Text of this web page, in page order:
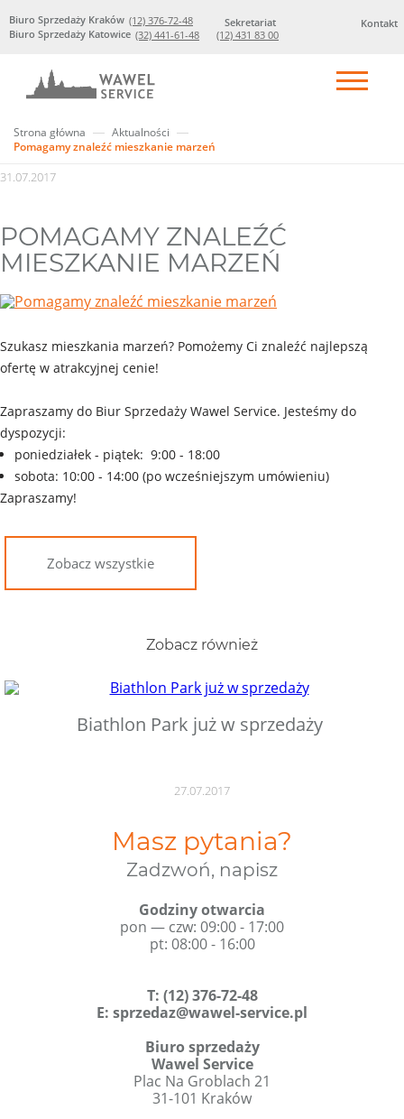
Kontakt
Biuro Sprzedaży Kraków (12) 376-72-48
Biuro Sprzedaży Katowice (32) 441-61-48
Sekretariat
(12) 431 83 00
Strona główna
Aktualności
Pomagamy znaleźć mieszkanie marzeń
31.07.2017
POMAGAMY ZNALEŹĆ
MIESZKANIE MARZEŃ
Szukasz mieszkania marzeń? Pomożemy Ci znaleźć najlepszą
ofertę w atrakcyjnej cenie!
Zapraszamy do Biur Sprzedaży Wawel Service. Jesteśmy do
dyspozycji:
poniedziałek - piątek: 9:00 - 18:00
sobota: 10:00 - 14:00 (po wcześniejszym umówieniu)
Zapraszamy!
Zobacz wszystkie
Zobacz również
Biathlon Park już w sprzedaży
27.07.2017
Masz pytania?
Zadzwoń, napisz
Godziny otwarcia
pon — czw: 09:00 - 17:00
pt: 08:00 - 16:00
T: (12) 376-72-48
E: sprzedaz@wawel-service.pl
Biuro sprzedaży
Wawel Service
Plac Na Groblach 21
31-101 Kraków